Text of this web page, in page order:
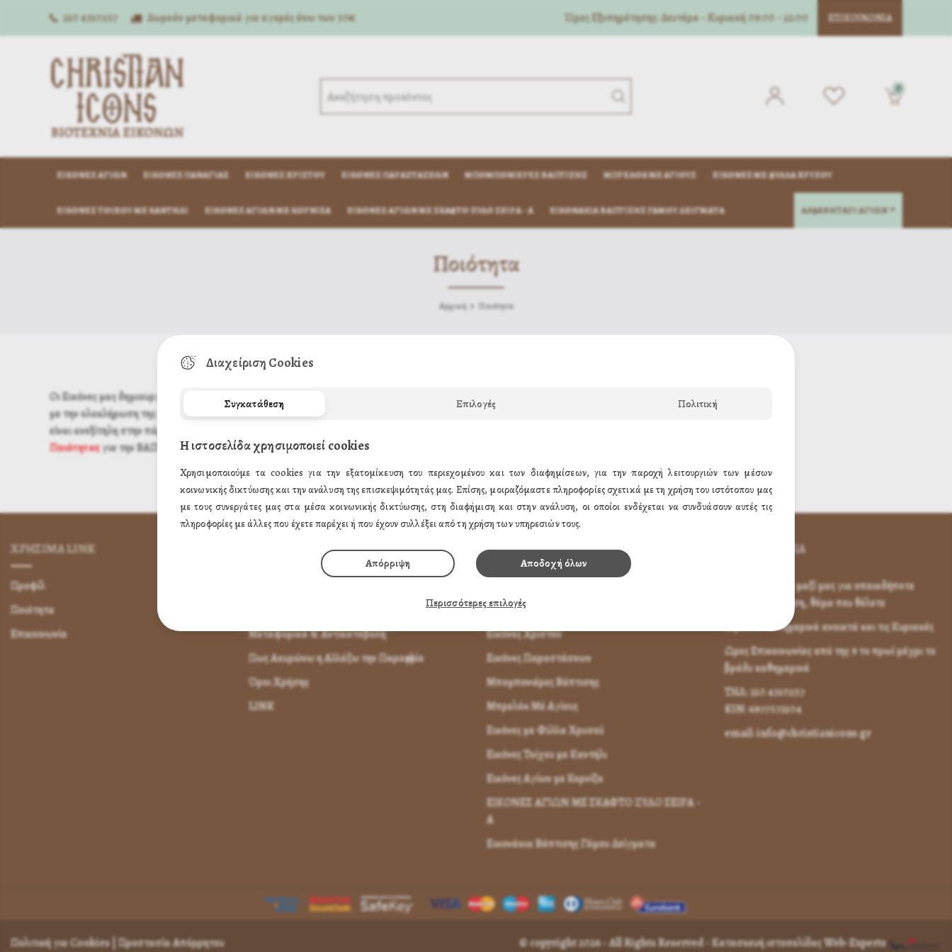
210 4310257 Δωρεάν μεταφορικά για αγορές άνω των 50€ Ώρες Eξυπηρέτησης: Δευτέρα - Κυριακή 09:00 - 22:00 ΕΠΙΚΟΙΝΩΝΊΑ
0
ΕΙΚΌΝΕΣ ΑΓΊΩΝ ΕΙΚΌΝΕΣ ΠΑΝΑΓΊΑΣ ΕΙΚΌΝΕΣ ΧΡΙΣΤΟΎ ΕΙΚΌΝΕΣ ΠΑΡΑΣΤΆΣΕΩΝ ΜΠΟΜΠΟΝΙΈΡΕΣ ΒΆΠΤΙΣΗΣ ΜΠΡΕΛΌΚ ΜΈ ΑΓΊΟΥΣ ΕΙΚΌΝΕΣ ΜΕ ΦΎΛΛΑ ΧΡΥΣΟΎ
ΕΙΚΌΝΕΣ ΤΟΊΧΟΥ ΜΕ ΚΑΝΤΉΛΙ ΕΙΚΌΝΕΣ ΑΓΊΩΝ ΜΕ ΚΟΡΝΊΖΑ ΕΙΚΟΝΕΣ ΑΓΙΩΝ ΜΕ ΣΚΑΦΤΟ ΞΥΛΟ ΣΕΙΡΑ - Α ΕΙΚΟΝΆΚΙΑ ΒΆΠΤΙΣΗΣ ΓΆΜΟΥ ΔΕΊΓΜΑΤΑ ΑΛΦΑΒΗΤΑΡΙ ΑΓΙΩΝ
Ποιότητα
Αρχική Ποιότητα
Οι Εικόνες μας δημιουργούνται με τα καλυτέρα υλικά.
με την ολοκλήρωση της εικόνας περνάμε ειδικό βερνίκι για την προστασία της,
είναι ανεξίτηλη στην πάροδο του χρόνου.Σας δίνουμε τις Εικόνες μας με
Ποιότηταςγια την ΒΑΠΤΙΣΗ του παιδιού σας,για το ΚΑΤΑΣΤΗΜΑ σας, και για το ΔΩΡΟ σας.
ΧΡΗΣΙΜA LINK
Προφίλ
Ποιότητα
Επικοινωνία
ΌΡΟΙ ΧΡΉΣΗΣ
Μεταφορικά & Αντικαταβολή
Πως Ακυρώνω η Αλλάζω την Παραγγελία
Όροι Χρήσης
LINK
ΤΑ ΠΡΟΪΟΝΤΑ ΜΑΣ
Εικόνες Παναγίας
Εικόνες Χριστού
Εικόνες Παραστάσεων
Μπομπονιέρες Βάπτισης
Μπρελόκ Μέ Αγίους
Εικόνες με Φύλλα Χρυσού
Εικόνες Τοίχου με Καντήλι
Εικόνες Αγίων με Κορνίζα
ΕΙΚΟΝΕΣ ΑΓΙΩΝ ΜΕ ΣΚΑΦΤΟ ΞΥΛΟ ΣΕΙΡΑ -
Α
Εικονάκια Βάπτισης Γάμου Δείγματα
ΕΠΙΚΟΙΝΩΝΊΑ
Επικοινωνήστε μαζί μας για οποιαδήποτε
απορία, ερώτηση, θέμα που θέλετε
Είμαστε καθημερινά ανοικτά και τις Κυριακές
Ωρες Επικοινωνίας από της 9 το πρωί μέχρι το
βράδυ καθημερινά
ΤΗΛ: 210 4310257
KIN: 6977572104
email: info@christianicons.gr
Πολιτική για Cookies Προστασία Απόρρητου © copyright 2026 - All Rights Reserved - Κατασκευή ιστοσελίδας Web-Experts
Διαχείριση Cookies
Συγκατάθεση Επιλογές Πολιτική
Η ιστοσελίδα χρησιμοποιεί cookies
Χρησιμοποιούμε τα cookies για την εξατομίκευση του περιεχομένου και των διαφημίσεων, για την παροχή λειτουργιών των μέσων
κοινωνικής δικτύωσης και την ανάλυση της επισκεψιμότητάς μας. Επίσης, μοιραζόμαστε πληροφορίες σχετικά με τη χρήση του ιστότοπου μας
με τους συνεργάτες μας στα μέσα κοινωνικής δικτύωσης, στη διαφήμιση και στην ανάλυση, οι οποίοι ενδέχεται να συνδυάσουν αυτές τις
πληροφορίες με άλλες που έχετε παρέχει ή που έχουν συλλέξει από τη χρήση των υπηρεσιών τους.
Απόρριψη Αποδοχή όλων
Περισσότερες επιλογές